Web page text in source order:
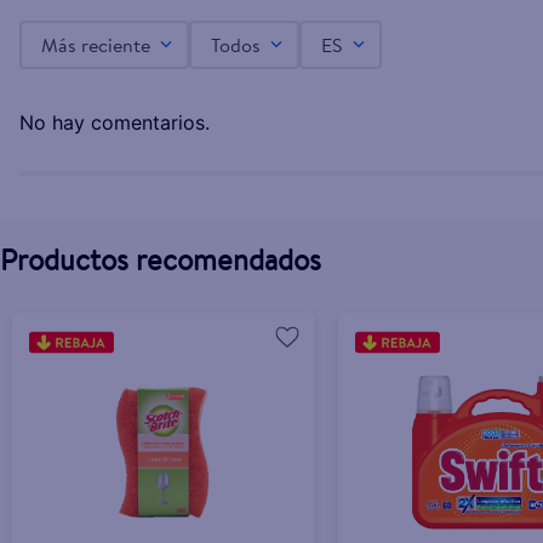
L.251.00
Más reciente Todos ES
No hay comentarios.
Productos recomendados